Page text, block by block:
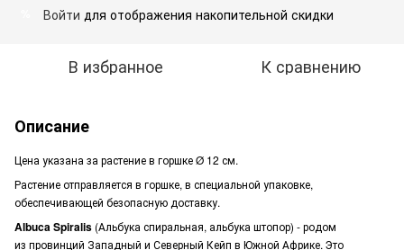
Войти для отображения накопительной скидки
В избранное К сравнению
Описание
Цена указана за растение в горшке Ø 12 см.
Растение отправляется в горшке, в специальной упаковке,
обеспечивающей безопасную доставку.
Albuca Spiralis (Альбука спиральная, альбука штопор) - родом
из провинций Западный и Северный Кейп в Южной Африке. Это